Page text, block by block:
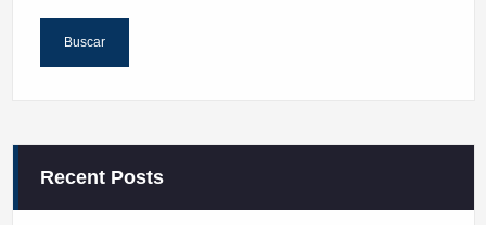
Recent Posts